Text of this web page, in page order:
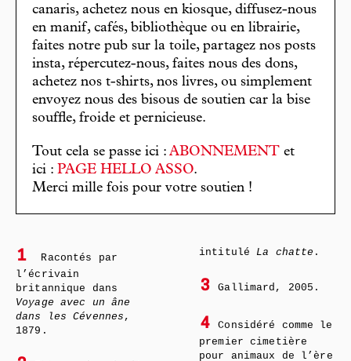
canaris, achetez nous en kiosque, diffusez-nous
en manif, cafés, bibliothèque ou en librairie,
faites notre pub sur la toile, partagez nos posts
insta, répercutez-nous, faites nous des dons,
achetez nos t-shirts, nos livres, ou simplement
envoyez nous des bisous de soutien car la bise
souffle, froide et pernicieuse.
Tout cela se passe ici : ABONNEMENT et
ici : PAGE HELLO ASSO.
Merci mille fois pour votre soutien !
1
Racontés par
l’écrivain
britannique dans
Voyage avec un âne
dans les Cévennes ,
1879.
intitulé La chatte .
3 Gallimard, 2005.
4
Considéré comme le
premier cimetière
pour animaux de l’ère